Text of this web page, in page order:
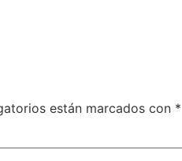
están marcados con *